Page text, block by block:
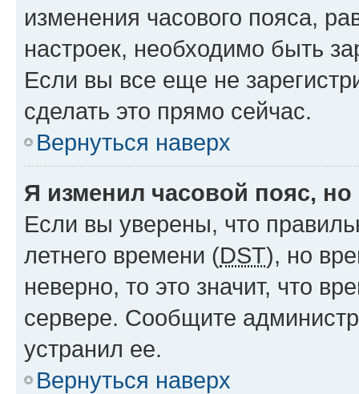
изменения часового пояса,
настроек, необходимо быть
Если вы все еще не
сделать это прямо сейчас.
Вернуться наверх
Я изменил часовой пояс,
Если вы уверены, что
летнего времени (DST), но
неверно, то это значит, что
сервере. Сообщите
устранил ее.
Вернуться наверх